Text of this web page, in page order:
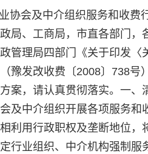
协会及中介组织服务和收费
局、工商局，市直各部门
管理局四部门《关于印发
豫发改收费〔2008〕738号
案，请认真贯彻落实。一
及中介组织开展各项服务和
利用行政职权及垄断地位，
行业组织、中介机构强制服